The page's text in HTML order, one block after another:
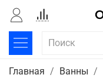
Главная Ванны